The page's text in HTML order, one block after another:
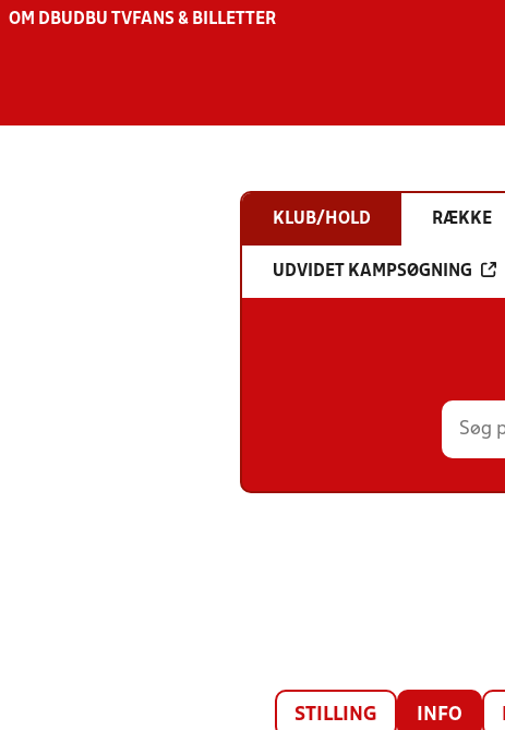
OM DBU DBU TV FANS & BILLETTER
KLUB/HOLD RÆKKE
UDVIDET KAMPSØGNING
STILLING INFO